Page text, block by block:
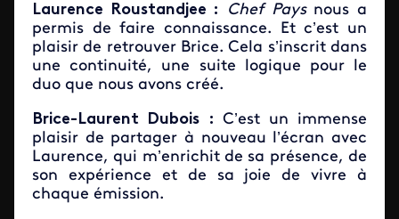
Laurence Roustandjee : Chef Paysnous a
permis de faire connaissance. Et c’est un
plaisir de retrouver Brice. Cela s’inscrit dans
une continuité, une suite logique pour le
duo que nous avons créé.
Brice-Laurent Dubois : C’est un immense
plaisir de partager à nouveau l’écran avec
Laurence, qui m’enrichit de sa présence, de
son expérience et de sa joie de vivre à
chaque émission.